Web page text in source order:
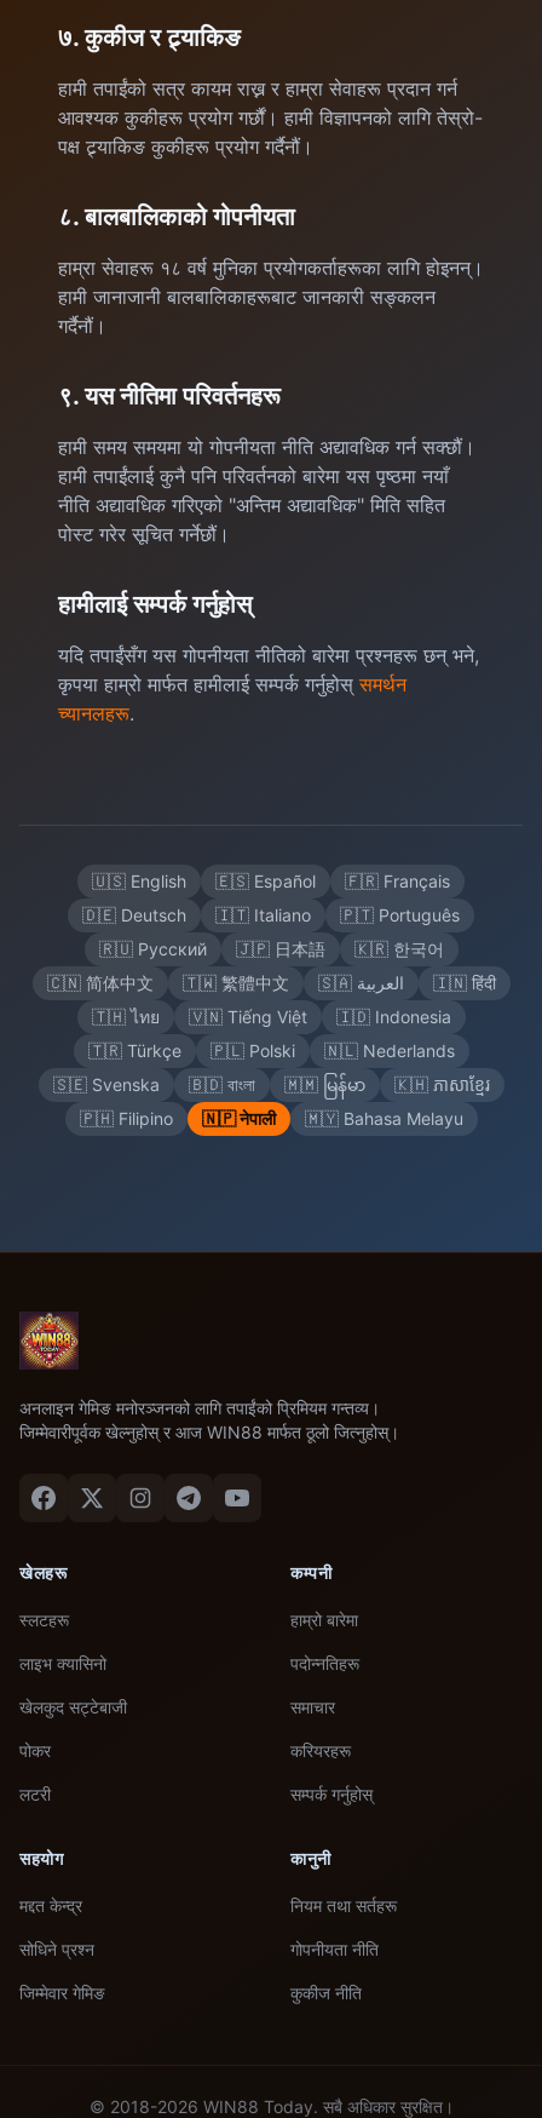
७. कुकीज र ट्र्याकिङ
हामी तपाईंको सत्र कायम राख्न र हाम्रा सेवाहरू प्रदान गर्न
आवश्यक कुकीहरू प्रयोग गर्छौं। हामी विज्ञापनको लागि तेस्रो-
पक्ष ट्र्याकिङ कुकीहरू प्रयोग गर्दैनौं।
८. बालबालिकाको गोपनीयता
हाम्रा सेवाहरू १८ वर्ष मुनिका प्रयोगकर्ताहरूका लागि होइनन्।
हामी जानाजानी बालबालिकाहरूबाट जानकारी सङ्कलन
गर्दैनौं।
९. यस नीतिमा परिवर्तनहरू
हामी समय समयमा यो गोपनीयता नीति अद्यावधिक गर्न सक्छौं।
हामी तपाईंलाई कुनै पनि परिवर्तनको बारेमा यस पृष्ठमा नयाँ
नीति अद्यावधिक गरिएको "अन्तिम अद्यावधिक" मिति सहित
पोस्ट गरेर सूचित गर्नेछौं।
हामीलाई सम्पर्क गर्नुहोस्
यदि तपाईंसँग यस गोपनीयता नीतिको बारेमा प्रश्नहरू छन् भने,
कृपया हाम्रो मार्फत हामीलाई सम्पर्क गर्नुहोस्समर्थन
च्यानलहरू.
🇺🇸 English 🇪🇸 Español
🇫🇷 Français
🇩🇪 Deutsch
🇮🇹 Italiano
🇵🇹 Português
🇷🇺 Русский
🇯🇵 日本語
🇰🇷 한국어
🇨🇳 简体中文
🇹🇼 繁體中文 🇸🇦 العربية
🇮🇳 हिंदी
🇹🇭 ไทย
🇻🇳 Tiếng Việt
🇮🇩 Indonesia
🇹🇷 Türkçe
🇵🇱 Polski
🇳🇱 Nederlands
🇸🇪 Svenska
🇧🇩 বাংলা 🇲🇲 မြန်မာ
🇰🇭 ភាសាខ្មែរ
🇵🇭 Filipino
🇳🇵 नेपाली 🇲🇾 Bahasa Melayu
अनलाइन गेमिङ मनोरञ्जनको लागि तपाईंको प्रिमियम गन्तव्य।
जिम्मेवारीपूर्वक खेल्नुहोस् र आज WIN88 मार्फत ठूलो जित्नुहोस्।
खेलहरू
स्लटहरू
लाइभ क्यासिनो
खेलकुद सट्टेबाजी
पोकर
लटरी
कम्पनी
हाम्रो बारेमा
पदोन्नतिहरू
समाचार
करियरहरू
सम्पर्क गर्नुहोस्
सहयोग
मद्दत केन्द्र
सोधिने प्रश्न
जिम्मेवार गेमिङ
कानुनी
नियम तथा सर्तहरू
गोपनीयता नीति
कुकीज नीति
© 2018-2026 WIN88 Today. सबै अधिकार सुरक्षित।